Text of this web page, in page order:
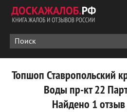
Топшоп Ставропольский
Воды пр-кт 22
Найдено 1